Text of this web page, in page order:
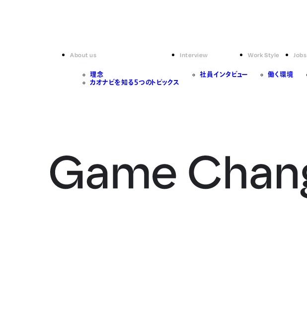
About us
理念
カオナビを知る5つのトピックス
Interview
社員インタビュー
Work Style
働く環境
Jobs